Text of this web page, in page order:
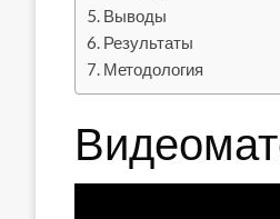
Выводы
Результаты
Методология